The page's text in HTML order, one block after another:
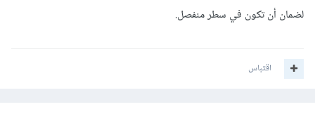
لضمان أن تكون في سطر منفصل.
اقتباس